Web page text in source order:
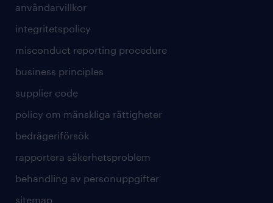
användarvillkor
integritetspolicy
misconduct reporting procedure
business principles
supplier code
policy om mänskliga rättigheter
bedrägeriförsök
rapportera säkerhetsproblem
behandling av personuppgifter
sitemap